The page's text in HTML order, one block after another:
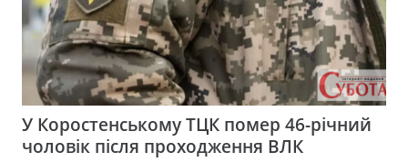
У Коростенському ТЦК помер 46-річний
чоловік після проходження ВЛК